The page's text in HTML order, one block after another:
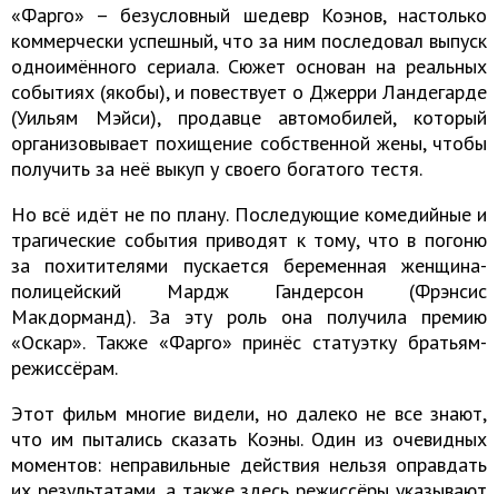
«Фарго» – безусловный шедевр Коэнов, настолько
коммерчески успешный, что за ним последовал выпуск
одноимённого сериала. Сюжет основан на реальных
событиях (якобы), и повествует о Джерри Ландегарде
(Уильям Мэйси), продавце автомобилей, который
организовывает похищение собственной жены, чтобы
получить за неё выкуп у своего богатого тестя.
Но всё идёт не по плану. Последующие комедийные и
трагические события приводят к тому, что в погоню
за похитителями пускается беременная женщина-
полицейский Мардж Гандерсон (Фрэнсис
Макдорманд). За эту роль она получила премию
«Оскар». Также «Фарго» принёс статуэтку братьям-
режиссёрам.
Этот фильм многие видели, но далеко не все знают,
что им пытались сказать Коэны. Один из очевидных
моментов: неправильные действия нельзя оправдать